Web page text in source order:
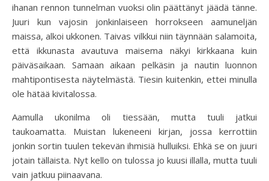
ihanan rennon tunnelman vuoksi olin päättänyt jäädä tänne.
Juuri kun vajosin jonkinlaiseen horrokseen aamuneljän
maissa, alkoi ukkonen. Taivas vilkkui niin täynnään salamoita,
että ikkunasta avautuva maisema näkyi kirkkaana kuin
päiväsaikaan. Samaan aikaan pelkäsin ja nautin luonnon
mahtipontisesta näytelmästä. Tiesin kuitenkin, ettei minulla
ole hätää kivitalossa.
Aamulla ukonilma oli tiessään, mutta tuuli jatkui
taukoamatta. Muistan lukeneeni kirjan, jossa kerrottiin
jonkin sortin tuulen tekevän ihmisiä hulluiksi. Ehkä se on juuri
jotain tällaista. Nyt kello on tulossa jo kuusi illalla, mutta tuuli
vain jatkuu piinaavana.